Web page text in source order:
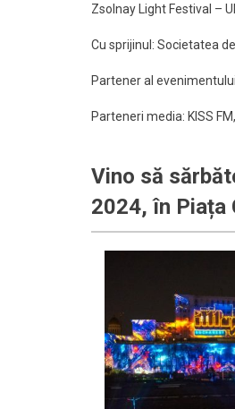
Zsolnay Light Festival –
Cu sprijinul: Societatea
Partener al
Parteneri media: KISS
Vino să
2024, în Piața